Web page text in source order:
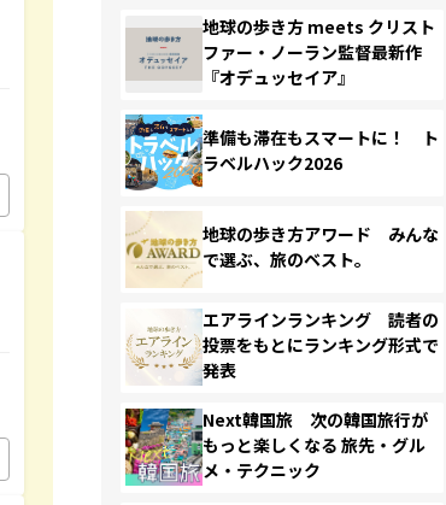
地球の歩き方 meets クリスト
ファー・ノーラン監督最新作
『オデュッセイア』
準備も滞在もスマートに！ ト
ラベルハック2026
地球の歩き方アワード みんな
で選ぶ、旅のベスト。
エアラインランキング 読者の
投票をもとにランキング形式で
発表
Next韓国旅 次の韓国旅行が
もっと楽しくなる 旅先・グル
メ・テクニック